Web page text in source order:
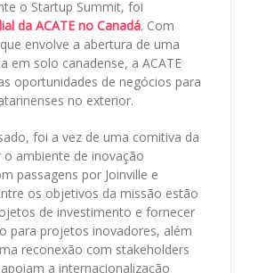
o Startup Summit, foi
da ACATE no Canadá. Com
envolve a abertura de uma
em solo canadense, a ACATE
oportunidades de negócios para
no exterior.
foi a vez de uma comitiva da
o ambiente de inovação
passagens por Joinville e
os objetivos da missão estão
de investimento e fornecer
para projetos inovadores, além
reconexão com stakeholders
a internacionalização